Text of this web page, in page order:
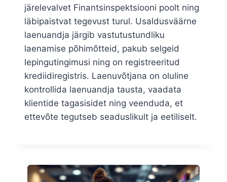
järelevalvet Finantsinspektsiooni poolt ning
läbipaistvat tegevust turul. Usaldusväärne
laenuandja järgib vastutustundliku
laenamise põhimõtteid, pakub selgeid
lepingutingimusi ning on registreeritud
krediidiregistris. Laenuvõtjana on oluline
kontrollida laenuandja tausta, vaadata
klientide tagasisidet ning veenduda, et
ettevõte tegutseb seaduslikult ja eetiliselt.